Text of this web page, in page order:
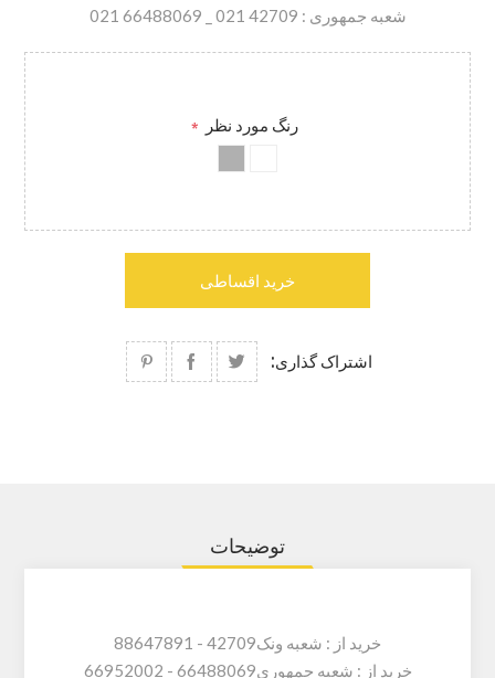
شعبه جمهوری : 42709 021 _ 66488069 021
رنگ مورد نظر *
خرید اقساطی
اشتراک گذاری:
توضیحات
خرید از : شعبه ونک42709 -
88647891
خرید از : شعبه جمهوری66488069 -
66952002